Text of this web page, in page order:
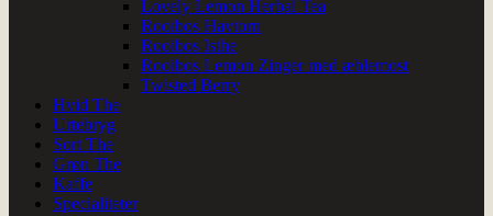
Lovely Lemon Herbal Tea
Rooibos Havtorn
Rooibos Isthe
Rooibos Lemon Zinger med æblemost
Twisted Berry
Hvid The
Urtebryg
Sort The
Grøn The
Kaffe
Specialiteter